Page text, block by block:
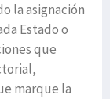
la asignación
Estado o
que
marque la